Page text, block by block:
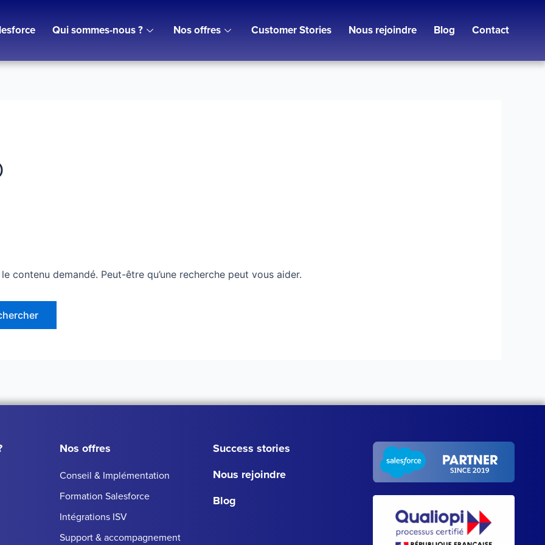
Qui sommes-nous ? Nos offres Customer Stories Nous rejoindre Blog Contact
contenu demandé. Peut-être qu’une recherche peut vous aider.
Nos offres
Conseil & Implémentation
Formation Salesforce
Intégrations ISV
Support & accompagnement
Success stories
Nous rejoindre
Blog